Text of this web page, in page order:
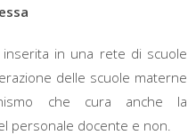
inserita in una rete di scuole
delle scuole materne
che cura anche la
personale docente e non.